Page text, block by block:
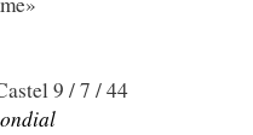
9 / 7 / 44